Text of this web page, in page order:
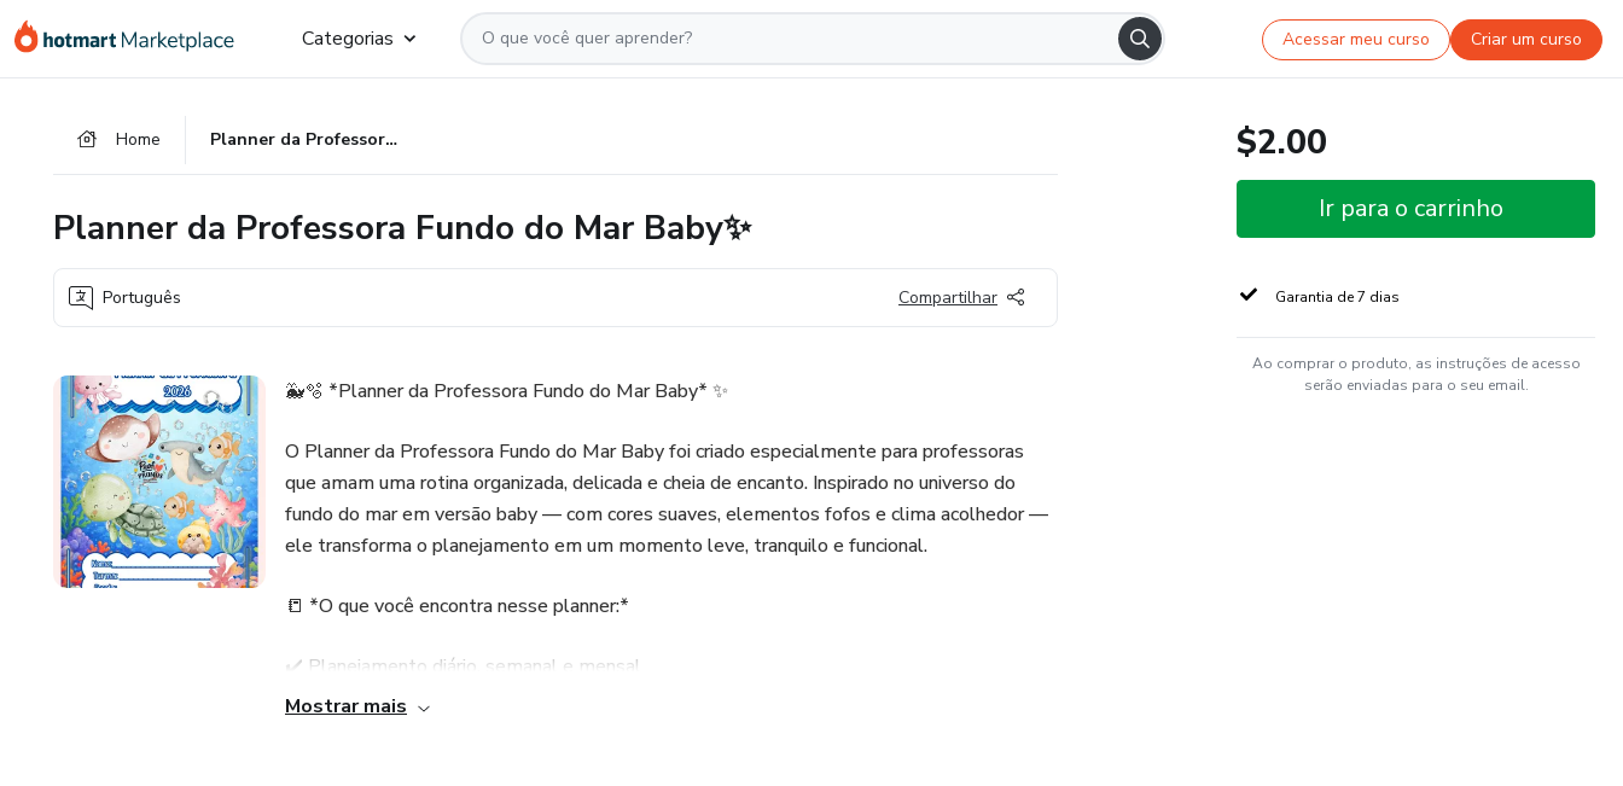
para
para
para
Categorias Acessar meu curso Criar um curso
Home Planner da Professora Fundo do Mar Baby✨
Planner da Professora Fundo do Mar Baby✨
Português Compartilhar
🐳🫧 *Planner da Professora Fundo do Mar Baby* ✨
O Planner da Professora Fundo do Mar Baby foi criado especialmente para professoras
que amam uma rotina organizada, delicada e cheia de encanto. Inspirado no universo do
fundo do mar em versão baby — com cores suaves, elementos fofos e clima acolhedor —
ele transforma o planejamento em um momento leve, tranquilo e funcional.
📒 *O que você encontra nesse planner:*
✔️ Planejamento diário, semanal e mensal
Mostrar mais
$2.00
Ir para o carrinho
Garantia de 7 dias
Ao comprar o produto, as instruções de acesso
serão enviadas para o seu email.